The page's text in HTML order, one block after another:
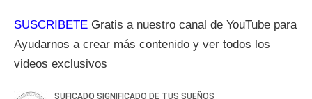
SUSCRIBETE Gratis a nuestro canal de YouTube para
Ayudarnos a crear más contenido y ver todos los
videos exclusivos